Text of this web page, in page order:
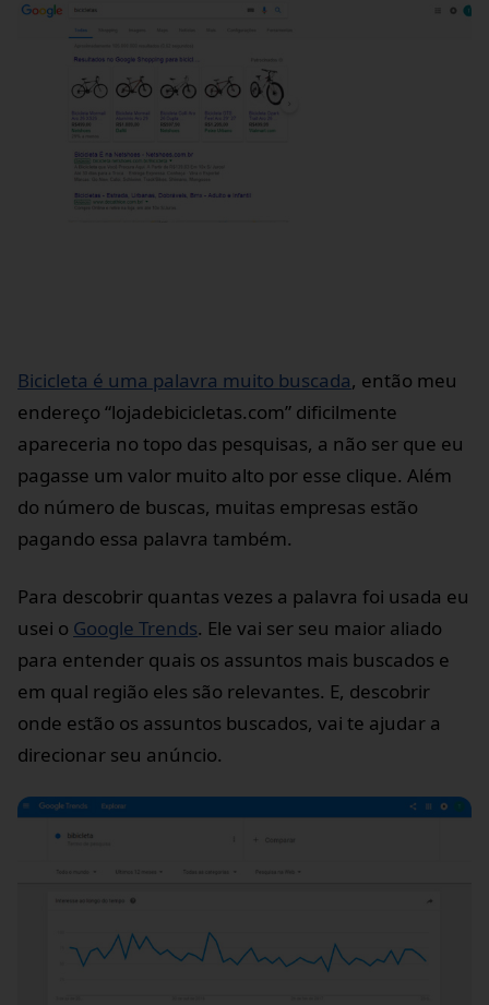
Bicicleta é uma palavra muito buscada, então meu
endereço “lojadebicicletas.com” dificilmente
apareceria no topo das pesquisas, a não ser que eu
pagasse um valor muito alto por esse clique. Além
do número de buscas, muitas empresas estão
pagando essa palavra também.
Para descobrir quantas vezes a palavra foi usada eu
usei o Google Trends. Ele vai ser seu maior aliado
para entender quais os assuntos mais buscados e
em qual região eles são relevantes. E, descobrir
onde estão os assuntos buscados, vai te ajudar a
direcionar seu anúncio.